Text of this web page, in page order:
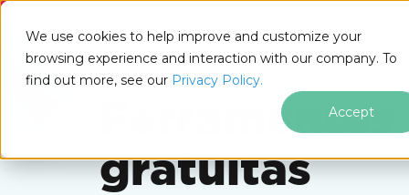
We use cookies to help improve and customize your
browsing experience and interaction with our company. To
find out more, see our Privacy Policy.
Accept
IRONSOFTWARE
Ferramentas
gratuitas